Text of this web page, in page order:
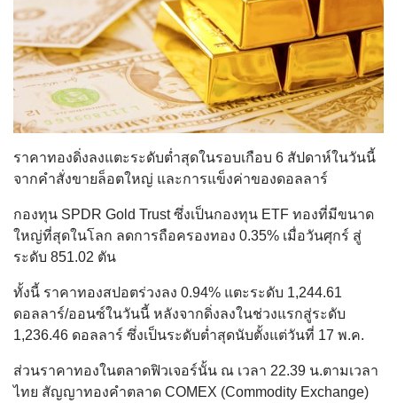
ราคาทองดิ่งลงแตะระดับต่ำสุดในรอบเกือบ 6 สัปดาห์ในวันนี้
จากคำสั่งขายล็อตใหญ่ และการแข็งค่าของดอลลาร์
กองทุน SPDR Gold Trust ซึ่งเป็นกองทุน ETF ทองที่มีขนาด
ใหญ่ที่สุดในโลก ลดการถือครองทอง 0.35% เมื่อวันศุกร์ สู่
ระดับ 851.02 ตัน
ทั้งนี้ ราคาทองสปอตร่วงลง 0.94% แตะระดับ 1,244.61
ดอลลาร์/ออนซ์ในวันนี้ หลังจากดิ่งลงในช่วงแรกสู่ระดับ
1,236.46 ดอลลาร์ ซึ่งเป็นระดับต่ำสุดนับตั้งแต่วันที่ 17 พ.ค.
ส่วนราคาทองในตลาดฟิวเจอร์นั้น ณ เวลา 22.39 น.ตามเวลา
ไทย สัญญาทองคำตลาด COMEX (Commodity Exchange)